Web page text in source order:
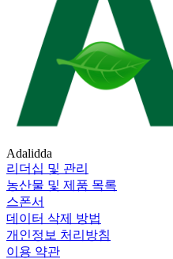
Adalidda
리더십 및 관리
농산물 및 제품 목록
스폰서
데이터 삭제 방법
개인정보 처리방침
이용 약관